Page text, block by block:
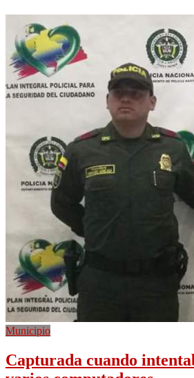
Municipio
Capturada cuando